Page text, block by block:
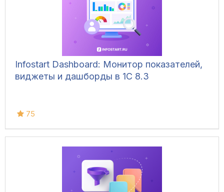
Infostart Dashboard: Монитор показателей,
виджеты и дашборды в 1С 8.3
75